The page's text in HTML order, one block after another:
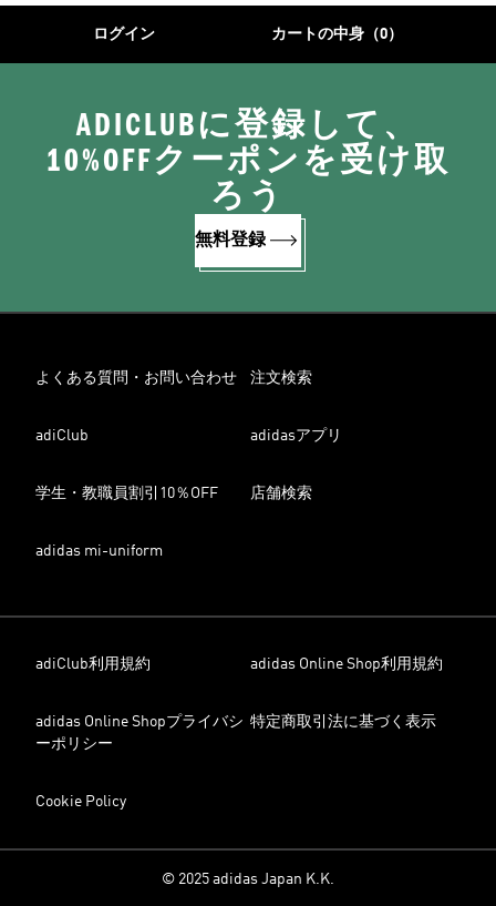
ログイン カートの中身（0）
ADICLUBに登録して、
10%OFFクーポンを受け取
ろう
無料登録
よくある質問・お問い合わせ 注文検索
adiClub adidasアプリ
学生・教職員割引10％OFF 店舗検索
adidas mi-uniform
adiClub利用規約 adidas Online Shop利用規約
adidas Online Shopプライバシ
ーポリシー
特定商取引法に基づく表示
Cookie Policy
© 2025 adidas Japan K.K.